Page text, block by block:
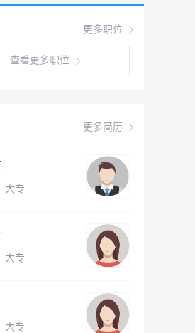
更多职位
查看更多职位
更多简历
大专
大专
大专